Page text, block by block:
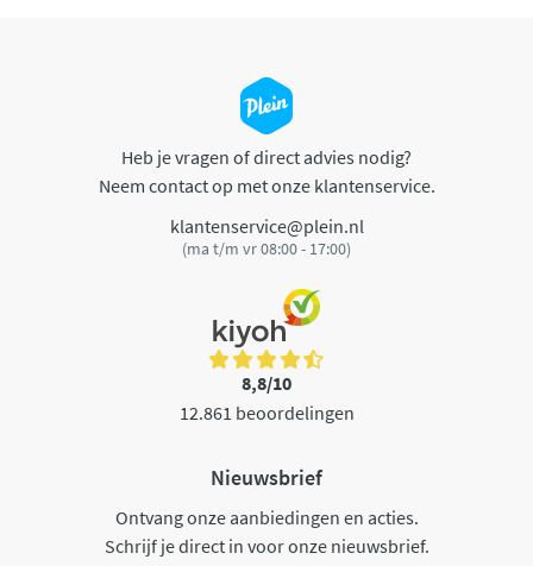
Heb je vragen of direct advies nodig?
Neem contact op met onze klantenservice.
klantenservice@plein.nl
(ma t/m vr 08:00 - 17:00)
8,8/10
12.861 beoordelingen
Nieuwsbrief
Ontvang onze aanbiedingen en acties.
Schrijf je direct in voor onze nieuwsbrief.